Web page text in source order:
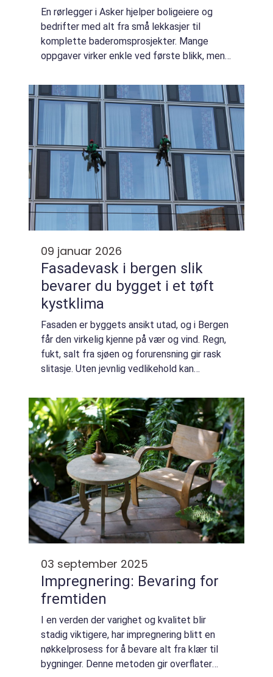
En rørlegger i Asker hjelper boligeiere og
bedrifter med alt fra små lekkasjer til
komplette baderomsprosjekter. Mange
oppgaver virker enkle ved første blikk, men
sto...
09 januar 2026
Fasadevask i bergen slik
bevarer du bygget i et tøft
kystklima
Fasaden er byggets ansikt utad, og i Bergen
får den virkelig kjenne på vær og vind. Regn,
fukt, salt fra sjøen og forurensning gir rask
slitasje. Uten jevnlig vedlikehold kan
sopp og alger. En planlagt og f...
03 september 2025
Impregnering: Bevaring for
fremtiden
I en verden der varighet og kvalitet blir
stadig viktigere, har impregnering blitt en
nøkkelprosess for å bevare alt fra klær til
bygninger. Denne metoden gir overflater